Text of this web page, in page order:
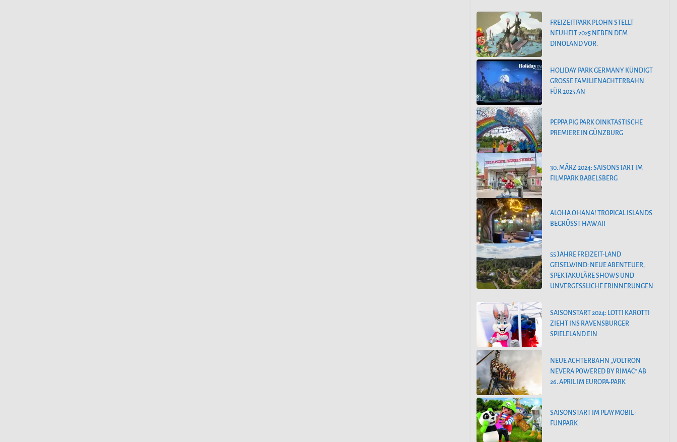
FREIZEITPARK PLOHN STELLT
NEUHEIT 2025 NEBEN DEM
DINOLAND VOR.
HOLIDAY PARK GERMANY KÜNDIGT
GROSSE FAMILIENACHTERBAHN F
ÜR 2025 AN
PEPPA PIG PARK OINKTASTISCHE
PREMIERE IN GÜNZBURG
30. MÄRZ 2024: SAISONSTART IM
FILMPARK BABELSBERG
ALOHA OHANA! TROPICAL ISLANDS
BEGRÜSST HAWAII
55 JAHRE FREIZEIT-LAND
GEISELWIND: NEUE ABENTEUER,
SPEKTAKULÄRE SHOWS UND
UNVERGESSLICHE ERINNERUNGEN
SAISONSTART 2024: LOTTI KAROTTI
ZIEHT INS RAVENSBURGER
SPIELELAND EIN
NEUE ACHTERBAHN „VOLTRON
NEVERA POWERED BY RIMAC“ AB
26. APRIL IM EUROPA-PARK
SAISONSTART IM PLAYMOBIL-
FUNPARK